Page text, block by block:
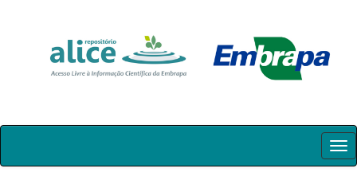
Skip